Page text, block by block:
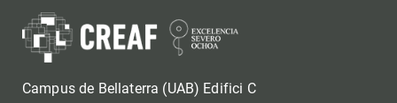
Campus de Bellaterra (UAB) Edifici C